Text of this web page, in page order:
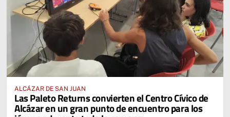
ALCÁZAR DE SAN JUAN
Las Paleto Returns convierten el Centro Cívico de
Alcázar en un gran punto de encuentro para los